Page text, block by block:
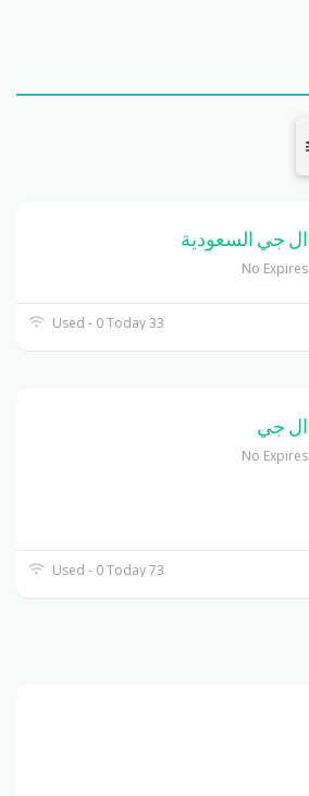
ال جي السعودية
No Expires
33 Used - 0 Today
ال جي
No Expires
73 Used - 0 Today